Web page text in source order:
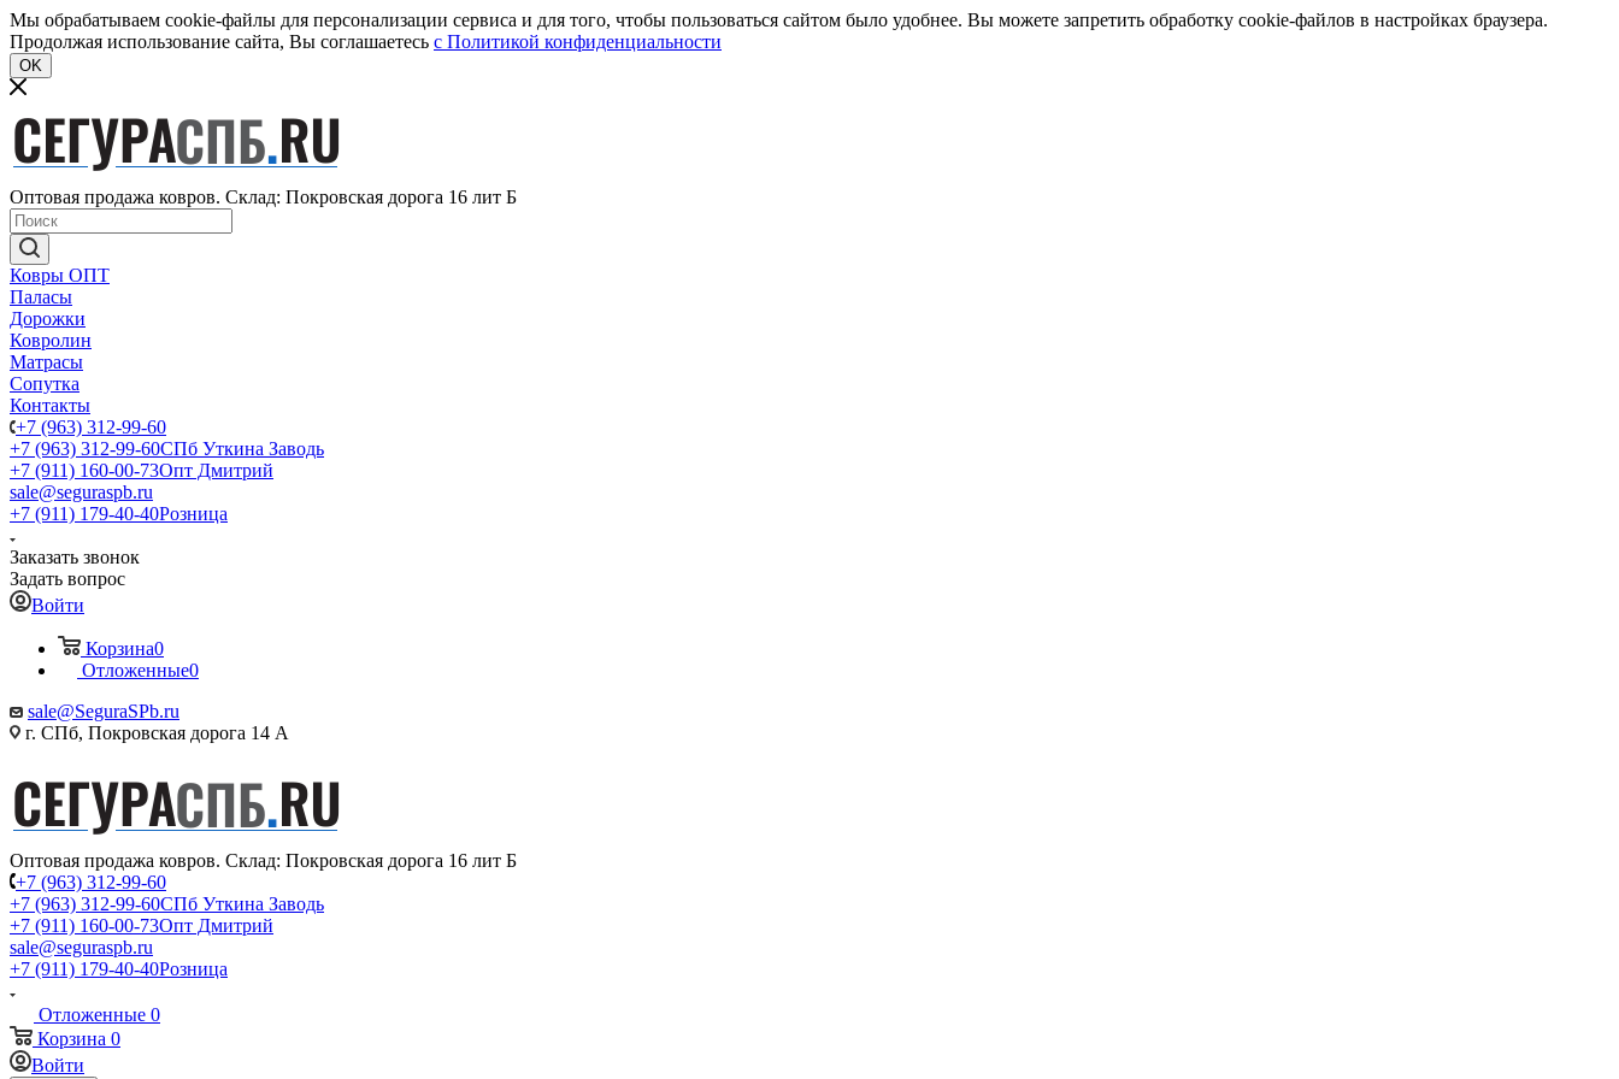
Мы обрабатываем cookie-файлы для персонализации сервиса и для того, чтобы пользоваться сайтом было удобнее. Вы можете запретить обработку cookie-файлов в настройках браузера.
Продолжая использование сайта, Вы соглашаетесь c Политикой конфиденциальности
OK
Оптовая продажа ковров. Склад: Покровская дорога 16 лит Б
Ковры ОПТ
Паласы
Дорожки
Ковролин
Матрасы
Сопутка
Контакты
+7 (963) 312-99-60
+7 (963) 312-99-60СПб Уткина Заводь
+7 (911) 160-00-73Опт Дмитрий
sale@seguraspb.ru
+7 (911) 179-40-40Розница
Заказать звонок
Задать вопрос
Войти
Корзина0
Отложенные0
sale@SeguraSPb.ru
г. СПб, Покровская дорога 14 А
Оптовая продажа ковров. Склад: Покровская дорога 16 лит Б
+7 (963) 312-99-60
+7 (963) 312-99-60СПб Уткина Заводь
+7 (911) 160-00-73Опт Дмитрий
sale@seguraspb.ru
+7 (911) 179-40-40Розница
Отложенные 0
Корзина 0
Войти